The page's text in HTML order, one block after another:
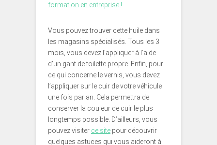
formation en entreprise !
Vous pouvez trouver cette huile dans
les magasins spécialisés. Tous les 3
mois, vous devez l’appliquer à l’aide
d’un gant de toilette propre. Enfin, pour
ce qui concerne le vernis, vous devez
l’appliquer sur le cuir de votre véhicule
une fois par an. Cela permettra de
conserver la couleur de cuir le plus
longtemps possible. D’ailleurs, vous
pouvez visiter ce site pour découvrir
quelques astuces qui vous aideront à